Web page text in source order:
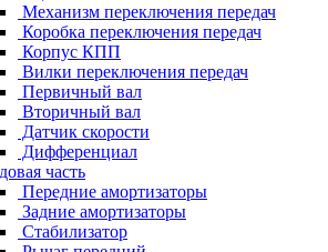
Механизм переключения передач
Коробка переключения передач
Корпус КПП
Вилки переключения передач
Первичный вал
Вторичный вал
Датчик скорости
Дифференциал
часть
Передние амортизаторы
Задние амортизаторы
Стабилизатор